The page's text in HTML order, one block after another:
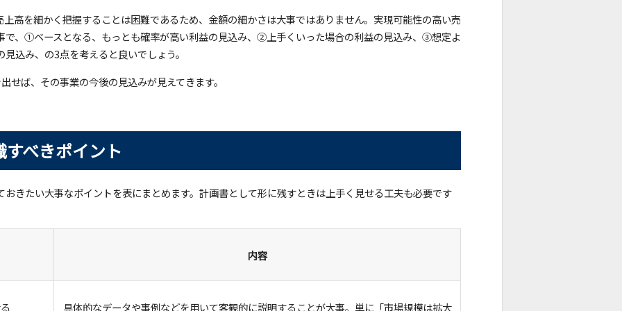
高を細かく把握することは困難であるため、金額の細かさは大事ではありません。実現可能性の高い売
で、①ベースとなる、もっとも確率が高い利益の見込み、②上手くいった場合の利益の見込み、③想定よ
込み、の3点を考えると良いでしょう。
せば、その事業の今後の見込みが見えてきます。
べきポイント
きたい大事なポイントを表にまとめます。計画書として形に残すときは上手く見せる工夫も必要です
内容
具体的なデータや事例などを用いて客観的に説明することが大事。単に「市場規模は拡大